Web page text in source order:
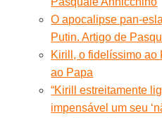
O apocalipse pan-
Putin. Artigo de
Kirill, o fidelíssimo ao
ao Papa
“Kirill estreitamente
impensável um seu